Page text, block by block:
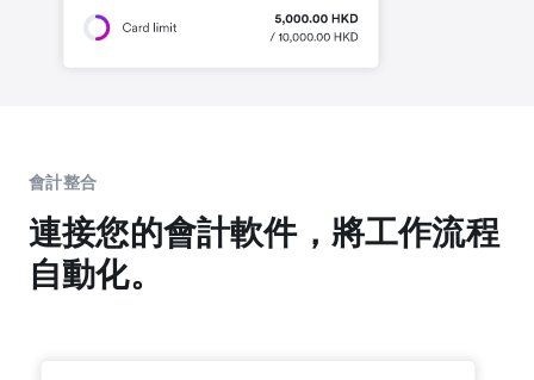
會計整合
連接您的會計軟件，將工作流程
自動化。